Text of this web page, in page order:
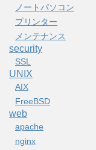
ノートパソコン
プリンター
メンテナンス
security
SSL
UNIX
AIX
FreeBSD
web
apache
nginx